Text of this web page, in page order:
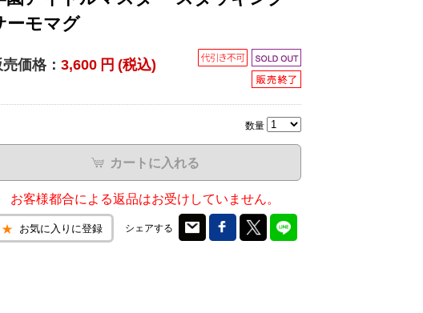
ーモマグ
価格： 3,600 円 (税込)
数量
カートに入れる
お客様都合による返品はお受けしていません。
お気に入りに登録 シェアする